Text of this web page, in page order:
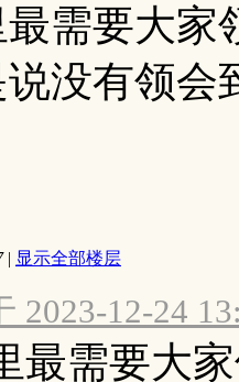
需要大家
没有领会
| 显示全部楼层
2023-12-24
最需要大